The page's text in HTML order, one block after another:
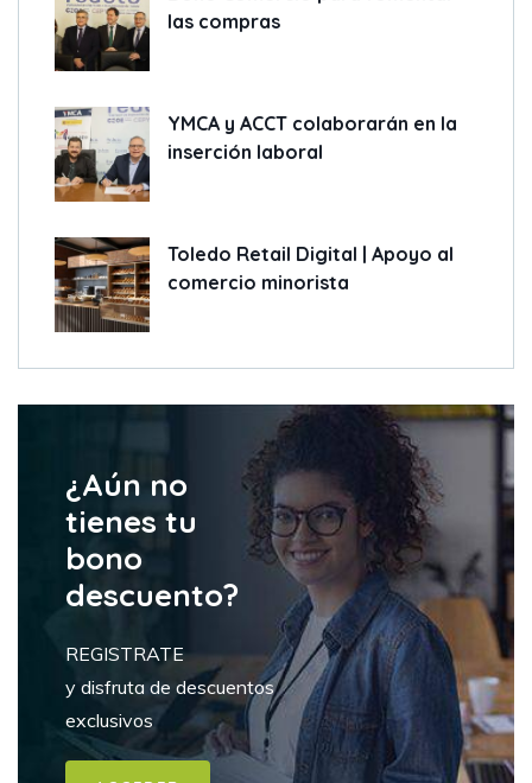
las compras
YMCA y ACCT colaborarán en la
inserción laboral
Toledo Retail Digital | Apoyo al
comercio minorista
¿Aún no
tienes tu
bono
descuento?
REGISTRATE
y disfruta de descuentos
exclusivos